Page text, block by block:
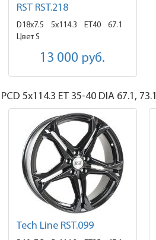
RST RST.218
D18x7.5 5x114.3 ET40
67.1
Цвет S
13 000 руб.
PCD 5x114.3 ET 35-40 DIA 67.1, 73.1
Tech Line RST.099